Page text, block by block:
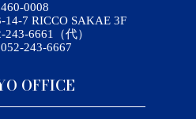
0008
7 RICCO SAKAE 3F
6661（代）
243-6667
OFFICE